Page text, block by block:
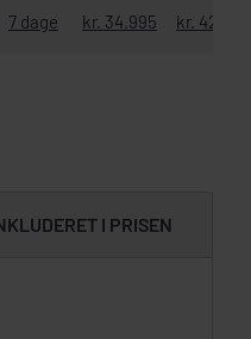
7 dage kr. 34.995 kr. 42.495
I PRISEN